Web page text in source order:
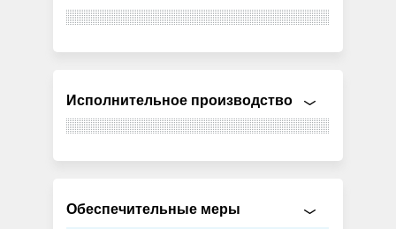
Исполнительное производство
Обеспечительные меры